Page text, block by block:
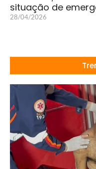
situação de
28/04/2026